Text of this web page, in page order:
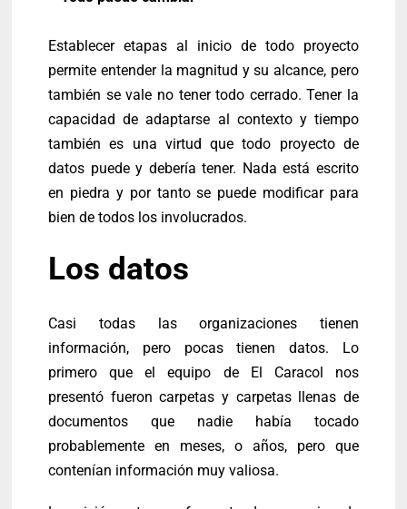
Establecer etapas al inicio de todo proyecto
permite entender la magnitud y su alcance, pero
también se vale no tener todo cerrado. Tener la
capacidad de adaptarse al contexto y tiempo
también es una virtud que todo proyecto de
datos puede y debería tener. Nada está escrito
en piedra y por tanto se puede modificar para
bien de todos los involucrados.
Los datos
Casi todas las organizaciones tienen
información, pero pocas tienen datos. Lo
primero que el equipo de El Caracol nos
presentó fueron carpetas y carpetas llenas de
documentos que nadie había tocado
probablemente en meses, o años, pero que
contenían información muy valiosa.